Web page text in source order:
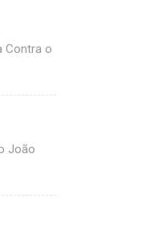
Contra o
João